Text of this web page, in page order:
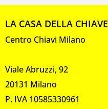
LA CASA DELLA CHIAVE
Centro Chiavi Milano
Viale Abruzzi, 92
20131 Milano
P. IVA 10585330961